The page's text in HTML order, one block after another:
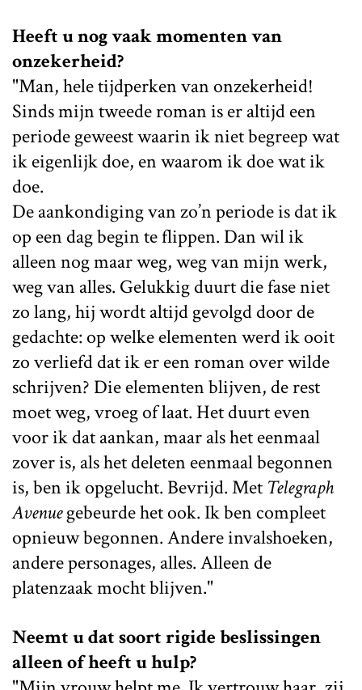
Heeft u nog vaak momenten van
onzekerheid?
"Man, hele tijdperken van onzekerheid!
Sinds mijn tweede roman is er altijd een
periode geweest waarin ik niet begreep wat
ik eigenlijk doe, en waarom ik doe wat ik
doe.
De aankondiging van zo’n periode is dat ik
op een dag begin te flippen. Dan wil ik
alleen nog maar weg, weg van mijn werk,
weg van alles. Gelukkig duurt die fase niet
zo lang, hij wordt altijd gevolgd door de
gedachte: op welke elementen werd ik ooit
zo verliefd dat ik er een roman over wilde
schrijven? Die elementen blijven, de rest
moet weg, vroeg of laat. Het duurt even
voor ik dat aankan, maar als het eenmaal
zover is, als het deleten eenmaal begonnen
is, ben ik opgelucht. Bevrijd. Met Telegraph
Avenuegebeurde het ook. Ik ben compleet
opnieuw begonnen. Andere invalshoeken,
andere personages, alles. Alleen de
platenzaak mocht blijven."
Neemt u dat soort rigide beslissingen
alleen of heeft u hulp?